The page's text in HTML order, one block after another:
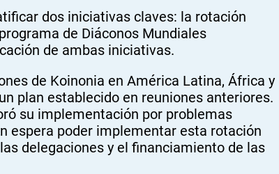
dos iniciativas claves: la rotación
de Diáconos Mundiales
de ambas iniciativas.
de Koinonia en América Latina, África y
plan establecido en reuniones anteriores.
su implementación por problemas
espera poder implementar esta rotación
delegaciones y el financiamiento de las